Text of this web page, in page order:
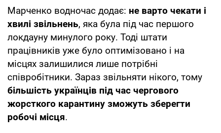
Марченко водночас додає: не варто чекати і
хвилі звільнень, яка була під час першого
локдауну минулого року. Тоді штати
працівників уже було оптимізовано і на
місцях залишилися лише потрібні
співробітники. Зараз звільняти нікого, тому
більшість українців під час чергового
жорсткого карантину зможуть зберегти
робочі місця.